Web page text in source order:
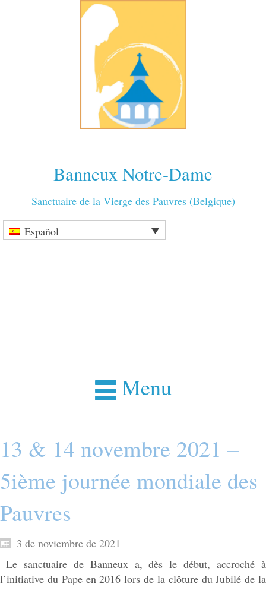
Banneux Notre-Dame
Sanctuaire de la Vierge des Pauvres (Belgique)
Español
Menu
13 & 14 novembre 2021 –
5ième journée mondiale des
Pauvres
3 de noviembre de 2021
Le sanctuaire de Banneux a, dès le début, accroché à
l’initiative du Pape en 2016 lors de la clôture du Jubilé de la